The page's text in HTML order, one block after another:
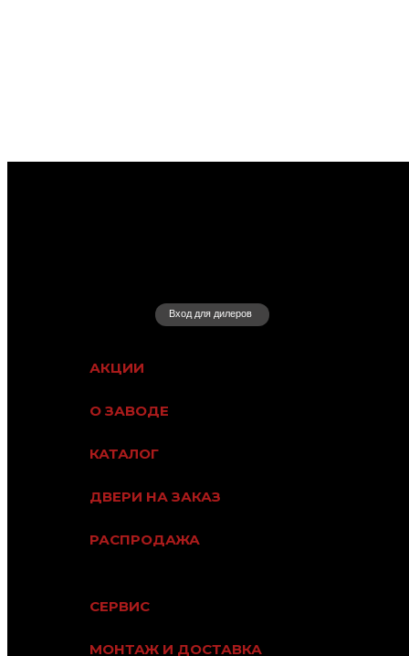
Вход для дилеров
АКЦИИ
О ЗАВОДЕ
КАТАЛОГ
ДВЕРИ НА ЗАКАЗ
РАСПРОДАЖА
СЕРВИС
МОНТАЖ И ДОСТАВКА